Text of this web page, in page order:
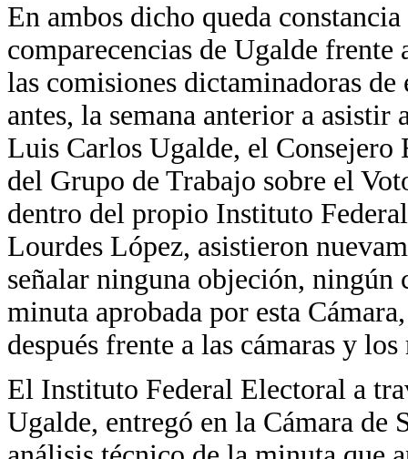
En ambos dicho queda
comparecencias de Ugalde frente
las comisiones dictaminadoras de
antes, la semana anterior a
Luis Carlos Ugalde, el
del Grupo de Trabajo sobre el
dentro del propio Instituto
Lourdes López, asistieron
señalar ninguna objeción,
minuta aprobada por esta
después frente a las cámaras y
El Instituto Federal Electoral a
Ugalde, entregó en la Cámara de